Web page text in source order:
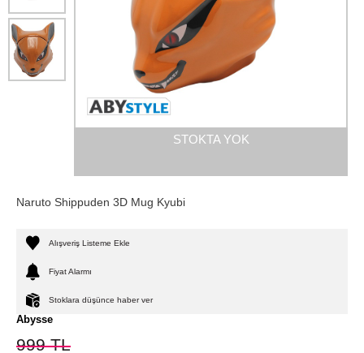
STOKTA YOK
Naruto Shippuden 3D Mug Kyubi
Alışveriş Listeme Ekle
Fiyat Alarmı
Stoklara düşünce haber ver
Abysse
999TL